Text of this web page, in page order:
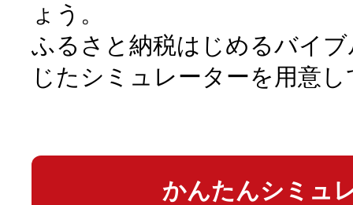
ょう。
ふるさと納税はじめるバイ
じたシミュレーターを用意
かんたんシミュ